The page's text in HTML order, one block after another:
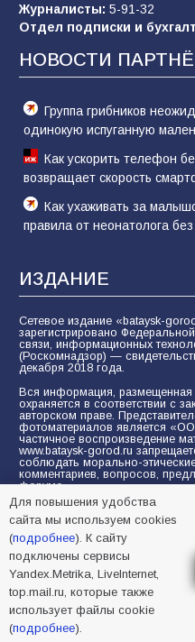
В детском саду № 17
Мисс»
53 08.08.2026
Журналисты: 5-91-32
Отдел подписки и
НОВОСТИ
Группа грибников
одинокую испуганную
Как ускорить телефон
возвращает скорость
Как ухаживать за
правила от неонатолога
ИЗДАНИЕ
Сетевое издание «bataysk-
зарегистрировано
связи, информационных
(Роскомнадзор) —
декабря 2018 года.
Вся информация, размещенная
охраняется в соответствии с
авторском праве.
фотоматериалов является
частичное воспроизведение
www.bataysk-gorod.ru
соблюдать морально-
комментариев, вопросов,
форуме.
Политика
Согласие на обработку
сервисов Yandex.Metrika,
© 2005-2026 БИА «ВПЕРЕД»
Для повышения удобства
сайта мы используем cookies
(подробнее). К сайту
подключены сервисы
Yandex.Metrika, LiveInternet,
top.mail.ru, которые также
использует файлы cookie
(подробнее).